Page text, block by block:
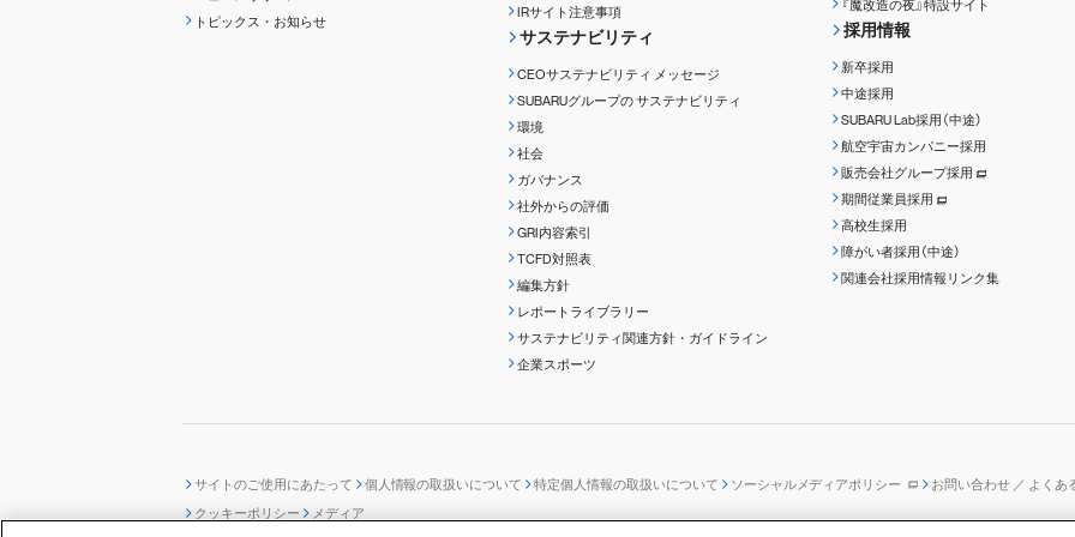
トピックス・お知らせ
IRサイト注意事項
サステナビリティ
CEOサステナビリティ メッセージ
SUBARUグループのサステナビリティ
環境
社会
ガバナンス
社外からの評価
GRI内容索引
TCFD対照表
編集方針
レポートライブラリー
サステナビリティ関連方針・ガイドライン
企業スポーツ
『魔改造の夜』特設サイト
採用情報
新卒採用
中途採用
SUBARU Lab採用（中途）
航空宇宙カンパニー採用
販売会社グループ採用
期間従業員採用
高校生採用
障がい者採用（中途）
関連会社採用情報リンク集
サイトのご使用にあたって 個人情報の取扱いについて 特定個人情報の取扱いについて ソーシャルメディアポリシー
お問い合わせ ／ よくあ
クッキーポリシー
メディア